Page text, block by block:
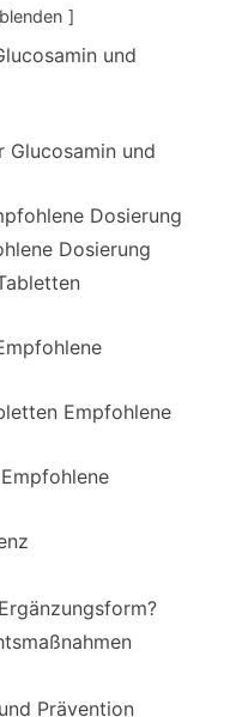
und
Glucosamin und
Dosierung
Dosierung
Empfohlene
Prävention